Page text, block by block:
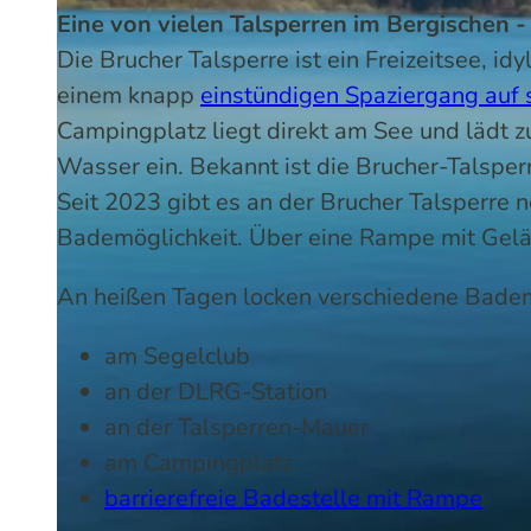
Eine von vielen Talsperren im Bergischen
Die Brucher Talsperre ist ein Freizeitsee,
einem knapp einstündigen Spaziergang auf
Campingplatz liegt direkt am See und lädt
Wasser ein. Bekannt ist die Brucher-
Seit 2023 gibt es an der Brucher Talsperre
Bademöglichkeit. Über eine Rampe mit
An heißen Tagen locken verschiedene
am Segelclub
an der DLRG-Station
an der Talsperren-Mauer
am Campingplatz
barrierefreie Badestelle mit Rampe